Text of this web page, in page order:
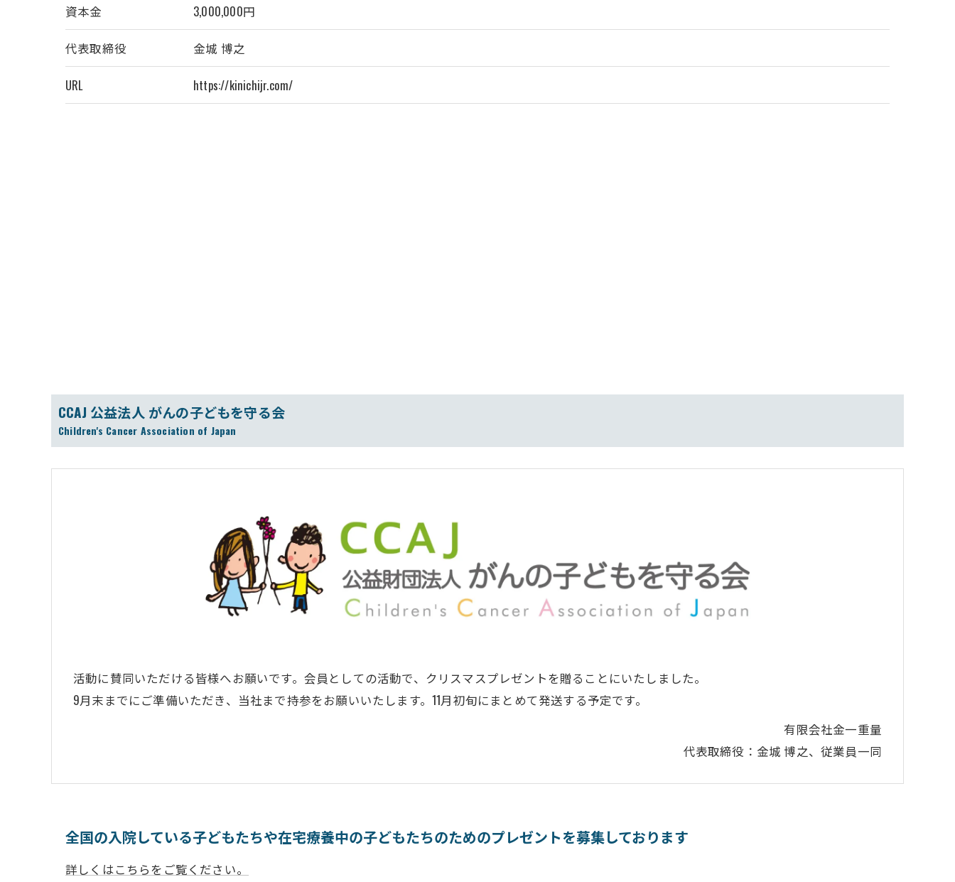
資本金 3,000,000円
代表取締役 金城 博之
URL https://kinichijr.com/
CCAJ 公益法人 がんの子どもを守る会
Children's Cancer Association of Japan
活動に賛同いただける皆様へお願いです。会員としての活動で、クリスマスプレゼントを贈ることにいたしました。
9月末までにご準備いただき、当社まで持参をお願いいたします。11月初旬にまとめて発送する予定です。
有限会社金一重量
代表取締役：金城 博之、従業員一同
全国の入院している子どもたちや在宅療養中の子どもたちのためのプレゼントを募集しております
詳しくはこちらをご覧ください。